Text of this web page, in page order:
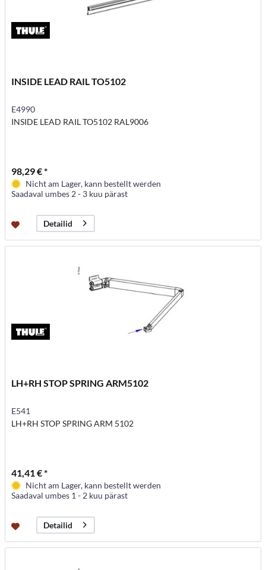
INSIDE LEAD RAIL TO5102
E4990
INSIDE LEAD RAIL TO5102 RAL9006
98,29 € *
Nicht am Lager, kann bestellt werden
Saadaval umbes 2 - 3 kuu pärast
Detailid
LH+RH STOP SPRING ARM5102
E541
LH+RH STOP SPRING ARM 5102
41,41 € *
Nicht am Lager, kann bestellt werden
Saadaval umbes 1 - 2 kuu pärast
Detailid